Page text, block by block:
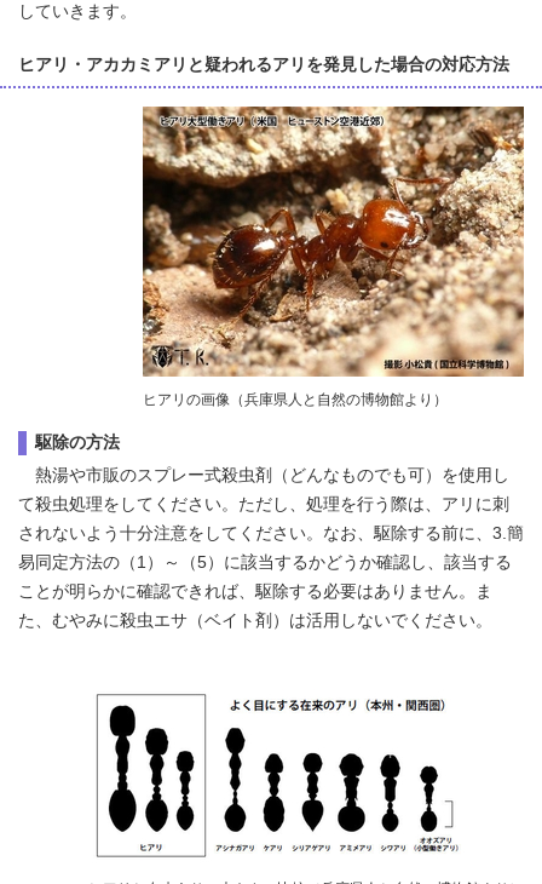
していきます。
ヒアリ・アカカミアリと疑われるアリを発見した場合の対応方法
ヒアリの画像（兵庫県人と自然の博物館より）
駆除の方法
熱湯や市販のスプレー式殺虫剤（どんなものでも可）を使用し
て殺虫処理をしてください。ただし、処理を行う際は、アリに刺
されないよう十分注意をしてください。なお、駆除する前に、3.簡
易同定方法の（1）～（5）に該当するかどうか確認し、該当する
ことが明らかに確認できれば、駆除する必要はありません。ま
た、むやみに殺虫エサ（ベイト剤）は活用しないでください。